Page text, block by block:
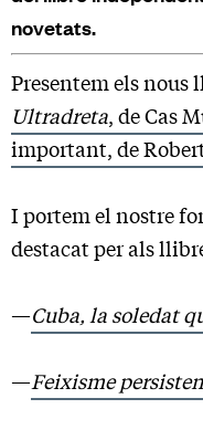
novetats.
Presentem els nous
Ultradreta, de Cas
important, de
I portem el nostre
destacat per als
—Cuba, la soledat
—Feixisme